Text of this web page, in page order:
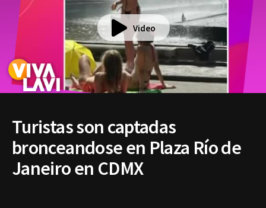
Video
Turistas son captadas
bronceandose en Plaza Río de
Janeiro en CDMX